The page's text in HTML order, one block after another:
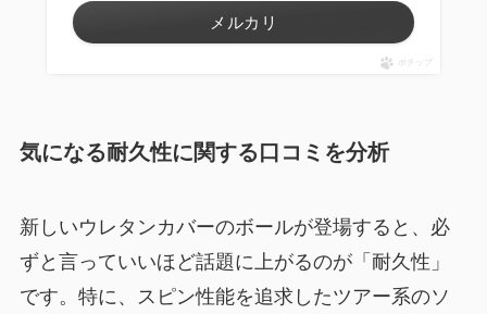
メルカリ
ポチップ
気になる耐久性に関する口コミを分析
新しいウレタンカバーのボールが登場すると、必
ずと言っていいほど話題に上がるのが「耐久性」
です。特に、スピン性能を追求したツアー系のソ